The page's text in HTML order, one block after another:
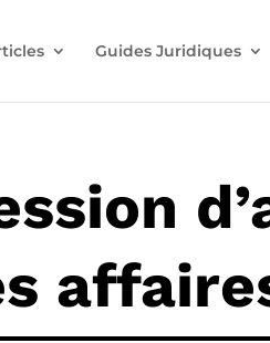
Guides Juridiques